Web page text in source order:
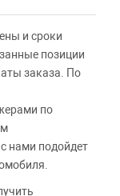
и сроки
позиции
заказа. По
по
нами подойдет